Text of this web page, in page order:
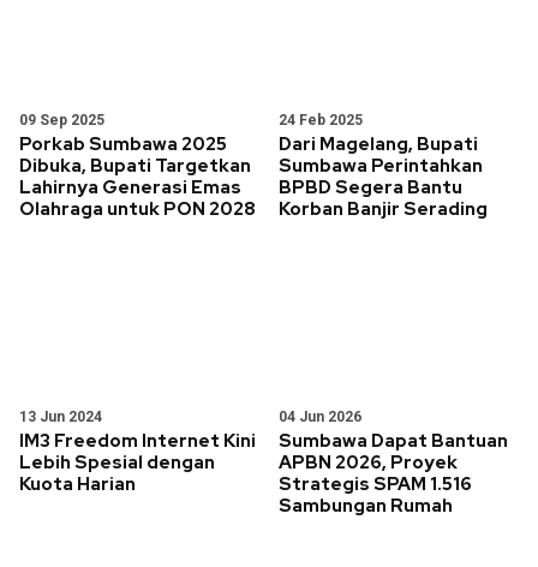
09 Sep 2025
Porkab Sumbawa 2025
Dibuka, Bupati Targetkan
Lahirnya Generasi Emas
Olahraga untuk PON 2028
24 Feb 2025
Dari Magelang, Bupati
Sumbawa Perintahkan
BPBD Segera Bantu
Korban Banjir Serading
13 Jun 2024
IM3 Freedom Internet Kini
Lebih Spesial dengan
Kuota Harian
04 Jun 2026
Sumbawa Dapat Bantuan
APBN 2026, Proyek
Strategis SPAM 1.516
Sambungan Rumah